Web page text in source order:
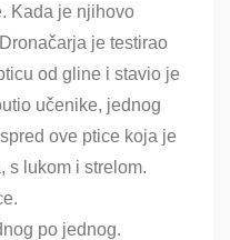
Kada je njihovo
je testirao
od gline i stavio je
učenike, jednog
ove ptice koja je
s lukom i strelom.
po jednog.